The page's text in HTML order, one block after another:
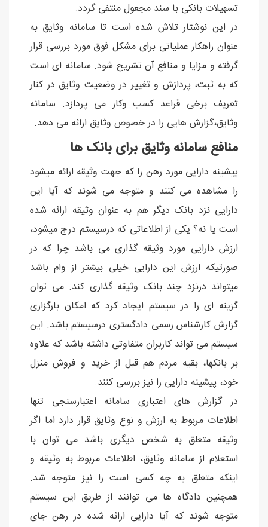
تسهیلات بانکی با سند مجعول منتفی گردد.
در این نوشتار تلاش شده است تا سامانه وثایق به
عنوان راهکار عملیاتی برای مشکل فوق مورد بررسی قرار
گرفته و مزایا و منافع آن تشریح شود. سامانه ای است
که به ثبت، پردازش و تغییر در وضعیت وثایق در کنار
تعریف برخی قراعد کسب وکار می پردازد. سامانه
وثایق،گزارش هایی را در خصوص وثایق ارائه می دهد.
منافع سامانه وثایق برای بانک ها
پیشینه دارایی مورد رهن را که جهت وثیقه ارائه میشود
را مشاهده می کنند و متوجه می شوند که آیا این
دارایی نزد بانک دیگر هم به عنوان وثیقه ارائه شده
است یا نه؟ یکی از اطلاعاتی که درسیستم درج میشود،
ارزش دارایی مورد وثیقه گذاری می باشد چرا که در
صورتیکه ارزش این دارایی خیلی بیشتر از وام باشد
میتواند درنزد چند بانک وثیقه گذاری کند. می توان
گزینه ای را در سیستم ایجاد کرد که امکان بارگزاری
گزارش کارشناس رسمی دادگستری درسیستم باشد. این
سیستم می تواند کاربران متفاوتی داشته باشد که علاوه
بر بانکها، بقیه مردم هم قبل از خرید و فروش منزل
خود، پیشینه دارایی را نیز بررسی کنند.
در گزارش های اعتباری سامانه اعتبارسنجی تنها
اطلاعات مربوط به ارزش و نوع وثایق قرار دارد اما اگر
وثیقه متعلق به شخص دیگری باشد می توان با
استعلام از سامانه وثایق، اطلاعات مربوط به وثیقه و
اینکه متعلق به چه کسی است را نیز متوجه شد.
همچنین دادگاه ها می توانند از طریق این سیستم
متوجه شوند که آیا دارایی ارائه شده در رهن جای